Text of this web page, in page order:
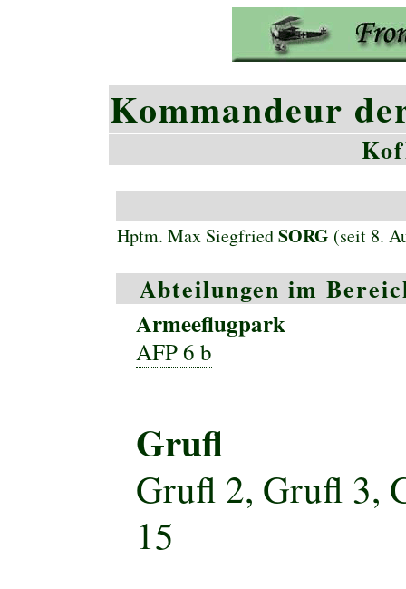
Kommandeur
Hptm. Max SiegfriedSORG (seit 8.
Abteilungen im
Armeeflugpark
AFP 6 b
Grufl
Grufl 2, Grufl 3,
15